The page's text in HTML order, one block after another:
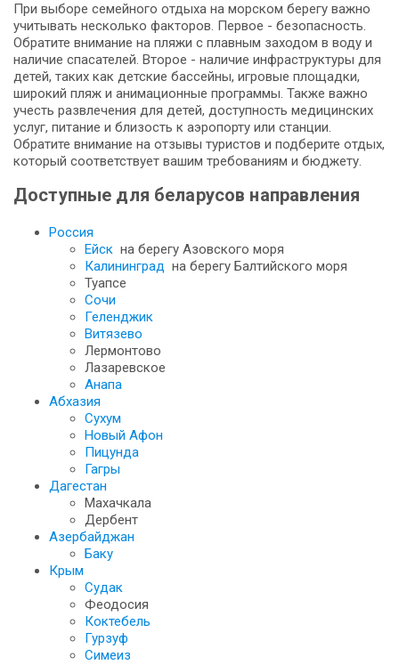
При выборе семейного отдыха на морском берегу важно
учитывать несколько факторов. Первое - безопасность.
Обратите внимание на пляжи с плавным заходом в воду и
наличие спасателей. Второе - наличие инфраструктуры для
детей, таких как детские бассейны, игровые площадки,
широкий пляж и анимационные программы. Также важно
учесть развлечения для детей, доступность медицинских
услуг, питание и близость к аэропорту или станции.
Обратите внимание на отзывы туристов и подберите отдых,
который соответствует вашим требованиям и бюджету.
Доступные для беларусов направления
Россия
Ейск на берегу Азовского моря
Калининград на берегу Балтийского моря
Туапсе
Сочи
Геленджик
Витязево
Лермонтово
Лазаревское
Анапа
Абхазия
Сухум
Новый Афон
Пицунда
Гагры
Дагестан
Махачкала
Дербент
Азербайджан
Баку
Крым
Судак
Феодосия
Коктебель
Гурзуф
Симеиз